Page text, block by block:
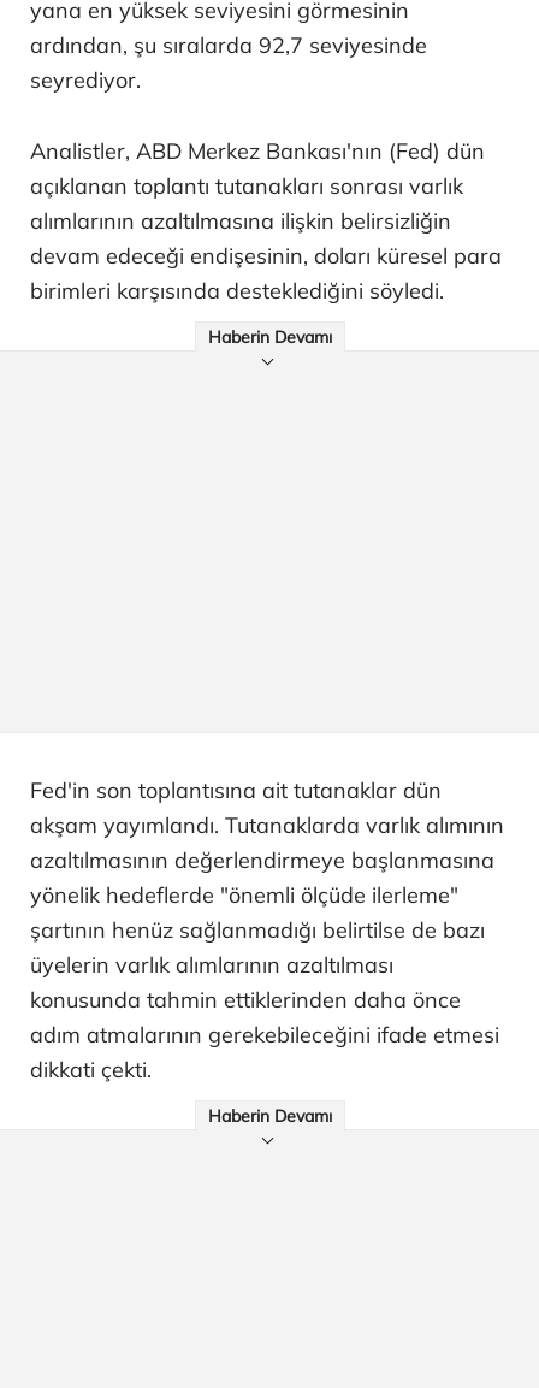
yana en yüksek seviyesini görmesinin
ardından, şu sıralarda 92,7 seviyesinde
seyrediyor.
Analistler, ABD Merkez Bankası'nın (Fed) dün
açıklanan toplantı tutanakları sonrası varlık
alımlarının azaltılmasına ilişkin belirsizliğin
devam edeceği endişesinin, doları küresel para
birimleri karşısında desteklediğini söyledi.
Haberin Devamı
Fed'in son toplantısına ait tutanaklar dün
akşam yayımlandı. Tutanaklarda varlık alımının
azaltılmasının değerlendirmeye başlanmasına
yönelik hedeflerde "önemli ölçüde ilerleme"
şartının henüz sağlanmadığı belirtilse de bazı
üyelerin varlık alımlarının azaltılması
konusunda tahmin ettiklerinden daha önce
adım atmalarının gerekebileceğini ifade etmesi
dikkati çekti.
Haberin Devamı